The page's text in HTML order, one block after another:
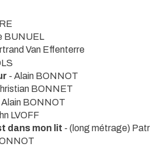
BUNUEL
Van Effenterre
- Alain BONNOT
BONNET
Alain BONNOT
LVOFF
dans mon lit - (long métrage)